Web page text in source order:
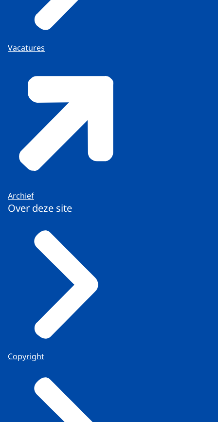
Vacatures
Archief
Over deze site
Copyright